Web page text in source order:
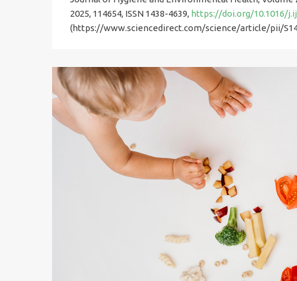
2025, 114654, ISSN 1438-4639, https://doi.org/10.1016/
(https://www.sciencedirect.com/science/article/pii/